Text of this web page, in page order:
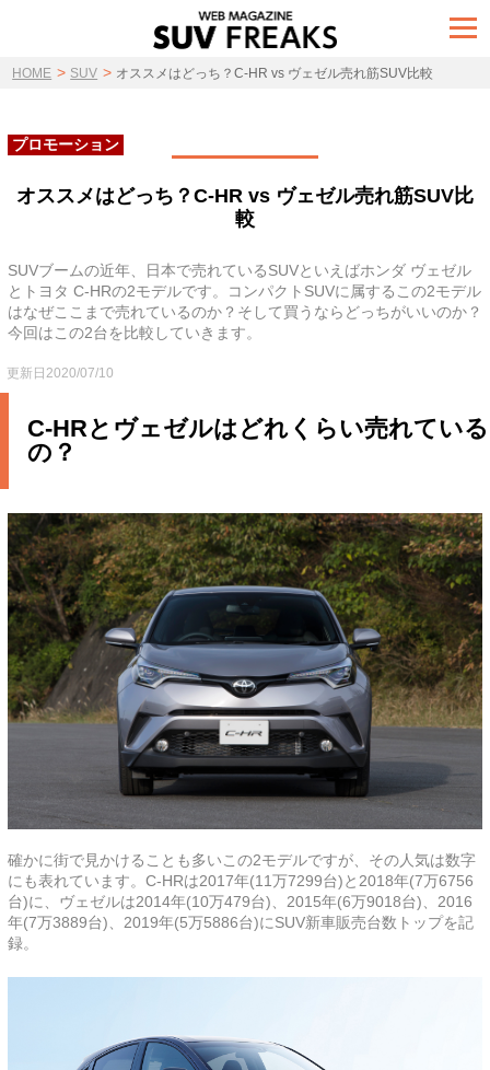
t
o
g
a
n
HOME > SUV > オススメはどっち？C-HR vs ヴェゼル売れ筋SUV比較
プロモーション
オススメはどっち？C-HR vs ヴェゼル売れ筋SUV比
較
SUVブームの近年、日本で売れているSUVといえばホンダ ヴェゼル
とトヨタ C-HRの2モデルです。コンパクトSUVに属するこの2モデル
はなぜここまで売れているのか？そして買うならどっちがいいのか？
今回はこの2台を比較していきます。
更新日2020/07/10
C-HRとヴェゼルはどれくらい売れている
の？
確かに街で見かけることも多いこの2モデルですが、その人気は数字
にも表れています。C-HRは2017年(11万7299台)と2018年(7万6756
台)に、ヴェゼルは2014年(10万479台)、2015年(6万9018台)、2016
年(7万3889台)、2019年(5万5886台)にSUV新車販売台数トップを記
録。